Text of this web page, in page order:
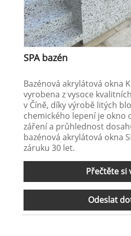
SPA bazén
Bazénová akrylátová okna
vyrobena z vysoce
v Číně, díky výrobě litých
chemického lepení je okno
záření a průhlednost
bazénová akrylátová okna
záruku 30 let.
Přečtěte si
Odeslat